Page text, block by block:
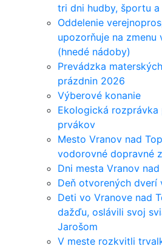
tri dni hudby, športu
Oddelenie
upozorňuje na zmenu
(hnedé nádoby)
Prevádzka
prázdnin 2026
Výberové konanie
Ekologická
prvákov
Mesto Vranov nad
vodorovné dopravné
Dni mesta Vranov
Deň otvorených dverí
Deti vo Vranove nad
dažďu, oslávili svoj
Jarošom
V meste rozkvitli